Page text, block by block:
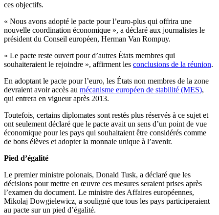
ces objectifs.
« Nous avons adopté le pacte pour l’euro-plus qui offrira une
nouvelle coordination économique », a déclaré aux journalistes le
président du Conseil européen, Herman Van Rompuy.
« Le pacte reste ouvert pour d’autres États membres qui
souhaiteraient le rejoindre », affirment les conclusions de la réunion.
En adoptant le pacte pour l’euro, les États non membres de la zone
devraient avoir accès au mécanisme européen de stabilité (MES),
qui entrera en vigueur après 2013.
Toutefois, certains diplomates sont restés plus réservés à ce sujet et
ont seulement déclaré que le pacte avait un sens d’un point de vue
économique pour les pays qui souhaitaient être considérés comme
de bons élèves et adopter la monnaie unique à l’avenir.
Pied d’égalité
Le premier ministre polonais, Donald Tusk, a déclaré que les
décisions pour mettre en œuvre ces mesures seraient prises après
l’examen du document. Le ministre des Affaires européennes,
Mikolaj Dowgielewicz, a souligné que tous les pays participeraient
au pacte sur un pied d’égalité.